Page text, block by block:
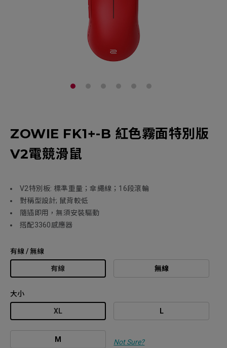
ZOWIE FK1+-B 紅色霧面特別版
V2電競滑鼠
V2特別板: 標準重量；傘繩線；16段滾輪
對稱型設計; 鼠背較低
隨插即用，無須安裝驅動
搭配3360感應器
有線 / 無線
有線 無線
大小
XL L
M Not Sure?